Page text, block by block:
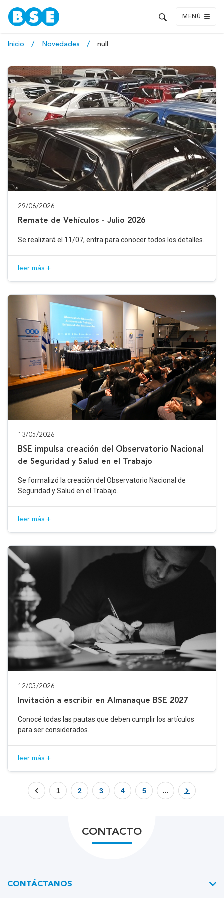
MENÚ
Inicio Novedades null
29/06/2026
Remate de Vehículos - Julio 2026
Se realizará el 11/07, entra para conocer todos los detalles.
leer más +
13/05/2026
BSE impulsa creación del Observatorio Nacional
de Seguridad y Salud en el Trabajo
Se formalizó la creación del Observatorio Nacional de
Seguridad y Salud en el Trabajo.
leer más +
12/05/2026
Invitación a escribir en Almanaque BSE 2027
Conocé todas las pautas que deben cumplir los artículos
para ser considerados.
leer más +
1 2 3 4 5 ...
CONTACTO
CONTÁCTANOS